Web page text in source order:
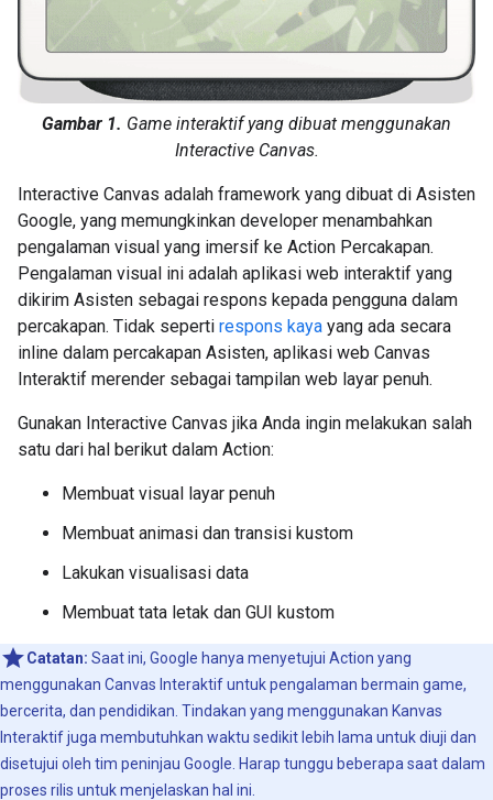
Gambar 1. Game interaktif yang dibuat menggunakan
Interactive Canvas.
Interactive Canvas adalah framework yang dibuat di Asisten
Google, yang memungkinkan developer menambahkan
pengalaman visual yang imersif ke Action Percakapan.
Pengalaman visual ini adalah aplikasi web interaktif yang
dikirim Asisten sebagai respons kepada pengguna dalam
percakapan. Tidak seperti respons kaya yang ada secara
inline dalam percakapan Asisten, aplikasi web Canvas
Interaktif merender sebagai tampilan web layar penuh.
Gunakan Interactive Canvas jika Anda ingin melakukan salah
satu dari hal berikut dalam Action:
Membuat visual layar penuh
Membuat animasi dan transisi kustom
Lakukan visualisasi data
Membuat tata letak dan GUI kustom
Catatan: Saat ini, Google hanya menyetujui Action yang
menggunakan Canvas Interaktif untuk pengalaman bermain game,
bercerita, dan pendidikan. Tindakan yang menggunakan Kanvas
Interaktif juga membutuhkan waktu sedikit lebih lama untuk diuji dan
disetujui oleh tim peninjau Google. Harap tunggu beberapa saat dalam
proses rilis untuk menjelaskan hal ini.